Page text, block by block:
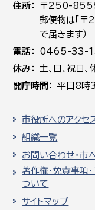
住所
〒250-8555
郵便物は「
で届きます）
電話
0465-33-
休み
土､日､祝日
開庁時間
平日8時
市役所へのアクセ
組織一覧
お問い合わせ・市
著作権・免責事項
ついて
サイトマップ